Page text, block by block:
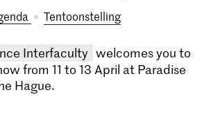
tentoonstelling
Interfaculty welcomes you to
from 11 to 13 April at Paradise
Hague.